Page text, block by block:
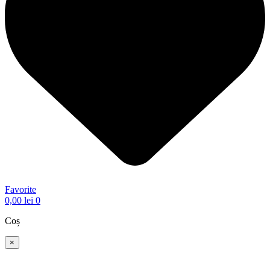
Favorite
0,00 lei 0
Coș
×